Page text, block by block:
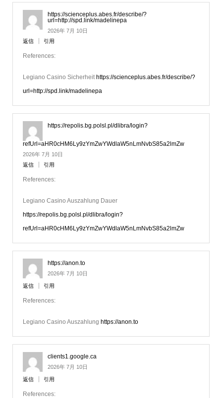
https://scienceplus.abes.fr/describe/?
url=http://spd.link/madelinepa
2026年 7月 10日
返信
引用
References:
Legiano Casino Sicherheit https://scienceplus.abes.fr/describe/?
url=http://spd.link/madelinepa
https://repolis.bg.polsl.pl/dlibra/login?
refUrl=aHR0cHM6Ly9zYmZwYWdlaW5nLmNvbS85a2lmZw
2026年 7月 10日
返信
引用
References:
Legiano Casino Auszahlung Dauer
https://repolis.bg.polsl.pl/dlibra/login?
refUrl=aHR0cHM6Ly9zYmZwYWdlaW5nLmNvbS85a2lmZw
https://anon.to
2026年 7月 10日
返信 引用
References:
Legiano Casino Auszahlung https://anon.to
clients1.google.ca
2026年 7月 10日
返信 引用
References: